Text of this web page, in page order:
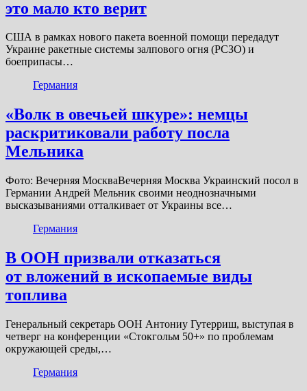
это мало кто верит
США в рамках нового пакета военной помощи передадут
Украине ракетные системы залпового огня (РСЗО) и
боеприпасы…
Германия
«Волк в овечьей шкуре»: немцы
раскритиковали работу посла
Мельника
Фото: Вечерняя МоскваВечерняя Москва Украинский посол в
Германии Андрей Мельник своими неоднозначными
высказываниями отталкивает от Украины все…
Германия
В ООН призвали отказаться
от вложений в ископаемые виды
топлива
Генеральный секретарь ООН Антониу Гутерриш, выступая в
четверг на конференции «Стокгольм 50+» по проблемам
окружающей среды,…
Германия